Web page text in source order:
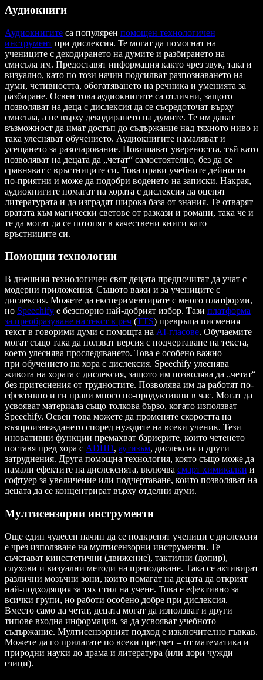
Аудиокниги
Аудиокнигите са популярен помощен технологичен
инструмент при дислексия. Те могат да помогнат на
учениците с декодирането на думите и разбирането на
смисъла им. Предоставят информация както чрез звук, така и
визуално, като по този начин подсилват разпознаването на
думи, четивността, обогатяването на речника и уменията за
разбиране. Освен това аудиокнигите са отлични, защото
позволяват на деца с дислексия да се съсредоточат върху
смисъла, а не върху декодирането на думите. Те им дават
възможност да имат достъп до съдържание над тяхното ниво и
така улесняват обучението. Аудиокнигите намаляват и
усещането за разочарование. Повишават увереността, тъй като
позволяват на децата да „четат“ самостоятелно, без да се
сравняват с връстниците си. Това прави учебните дейности
по-приятни и може да подобри воденето на записки. Накрая,
аудиокнигите помагат на хората с дислексия да оценят
литературата и да изградят широка база от знания. Те отварят
вратата към магически светове от разкази и романи, така че и
те да могат да се потопят в качествени книги като
връстниците си.
Помощни технологии
В днешния технологичен свят децата предпочитат да учат с
модерни приложения. Същото важи и за учениците с
дислексия. Можете да експериментирате с много платформи,
но Speechify е безспорно най-добрият избор. Тази платформа
за преобразуване на текст в реч (TTS) превръща писмения
текст в говорими думи с помощта на AI-гласове. Обучаемите
могат също така да ползват версия с подчертаване на текста,
което улеснява проследяването. Това е особено важно
при обучението на хора с дислексия. Speechify улеснява
живота на хората с дислексия, защото им позволява да „четат“
без притеснения от трудностите. Позволява им да работят по-
ефективно и ги прави много по-продуктивни в час. Могат да
усвояват материала също толкова бързо, когато използват
Speechify. Освен това можете да променяте скоростта на
възпроизвеждането според нуждите на всеки ученик. Тези
иновативни функции премахват бариерите, които четенето
поставя пред хора с ADHD, аутизъм, дислексия и други
затруднения. Друга помощна технология, която също може да
намали ефектите на дислексията, включва смарт химикалки и
софтуер за увеличение или подчертаване, които позволяват на
децата да се концентрират върху отделни думи.
Мултисензорни инструменти
Още един чудесен начин да се подкрепят ученици с дислексия
е чрез използване на мултисензорни инструменти. Те
съчетават кинестетични (движение), тактилни (допир),
слухови и визуални методи на преподаване. Така се активират
различни мозъчни зони, които помагат на децата да открият
най-подходящия за тях стил на учене. Това е ефективно за
всички групи, но работи особено добре при дислексия.
Вместо само да четат, децата могат да използват и други
типове входна информация, за да усвояват учебното
съдържание. Мултисензорният подход е изключително гъвкав.
Можете да го прилагате по всеки предмет – от математика и
природни науки до драма и литература (или дори чужди
езици).